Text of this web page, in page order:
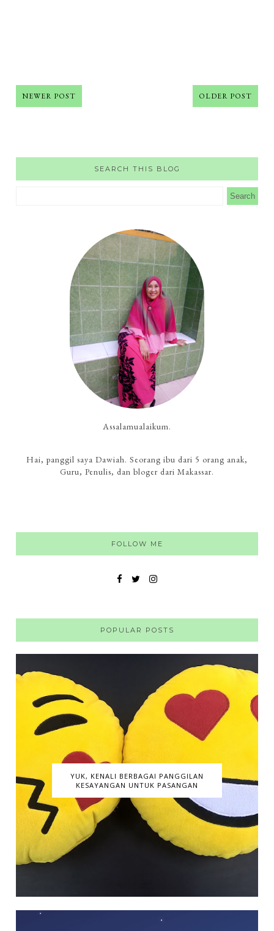
NEWER POST OLDER POST
SEARCH THIS BLOG
Assalamualaikum.
Hai, panggil saya Dawiah. Seorang ibu dari 5 orang anak,
Guru, Penulis, dan bloger dari Makassar.
FOLLOW ME
POPULAR POSTS
YUK, KENALI BERBAGAI PANGGILAN
KESAYANGAN UNTUK PASANGAN